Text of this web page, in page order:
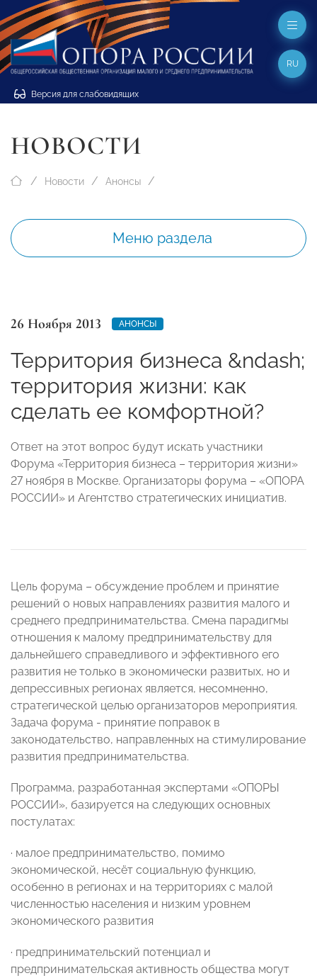
Версия для слабовидящих
RU
НОВОСТИ
Новости Анонсы
Меню раздела
26 Ноября 2013 АНОНСЫ
Территория бизнеса &ndash;
территория жизни: как
сделать ее комфортной?
Ответ на этот вопрос будут искать участники
Форума «Территория бизнеса – территория жизни»
27 ноября в Москве. Организаторы форума – «ОПОРА
РОССИИ» и Агентство стратегических инициатив.
Цель форума – обсуждение проблем и принятие
решений о новых направлениях развития малого и
среднего предпринимательства. Смена парадигмы
отношения к малому предпринимательству для
дальнейшего справедливого и эффективного его
развития не только в экономически развитых, но и
депрессивных регионах является, несомненно,
стратегической целью организаторов мероприятия.
Задача форума - принятие поправок в
законодательство, направленных на стимулирование
развития предпринимательства.
Программа, разработанная экспертами «ОПОРЫ
РОССИИ», базируется на следующих основных
постулатах:
· малое предпринимательство, помимо
экономической, несёт социальную функцию,
особенно в регионах и на территориях с малой
численностью населения и низким уровнем
экономического развития
· предпринимательский потенциал и
предпринимательская активность общества могут